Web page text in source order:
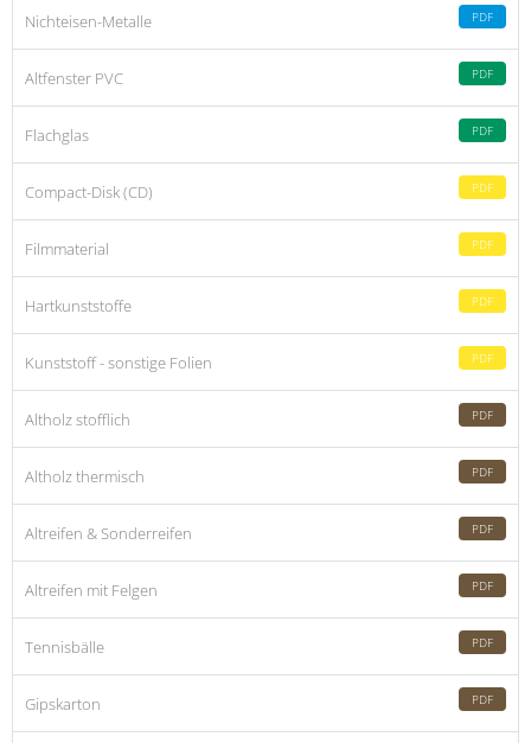
Nichteisen-Metalle PDF
Altfenster PVC PDF
Flachglas PDF
Compact-Disk (CD) PDF
Filmmaterial PDF
Hartkunststoffe PDF
Kunststoff - sonstige Folien PDF
Altholz stofflich PDF
Altholz thermisch PDF
Altreifen & Sonderreifen PDF
Altreifen mit Felgen PDF
Tennisbälle PDF
Gipskarton PDF